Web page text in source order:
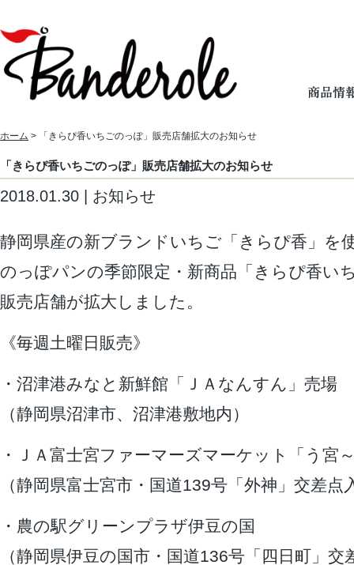
ホーム > 「きらぴ香いちごのっぽ」販売店舗拡大のお知らせ
「きらぴ香いちごのっぽ」販売店舗拡大のお知らせ
2018.01.30 | お知らせ
静岡県産の新ブランドいちご「きらぴ香」を
のっぽパンの季節限定・新商品「きらぴ香い
販売店舗が拡大しました。
《毎週土曜日販売》
・沼津港みなと新鮮館「ＪＡなんすん」売場
（静岡県沼津市、沼津港敷地内）
・ＪＡ富士宮ファーマーズマーケット「う宮
（静岡県富士宮市・国道139号「外神」交差点
・農の駅グリーンプラザ伊豆の国
（静岡県伊豆の国市・国道136号「四日町」交